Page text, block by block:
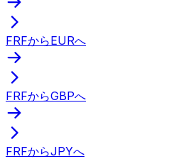
FRFからEURへ
FRFからGBPへ
FRFからJPYへ